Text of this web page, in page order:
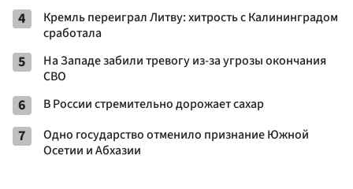
4
Кремль переиграл Литву: хитрость с Калининградом
сработала
5
На Западе забили тревогу из-за угрозы окончания
СВО
6 В России стремительно дорожает сахар
7
Одно государство отменило признание Южной
Осетии и Абхазии